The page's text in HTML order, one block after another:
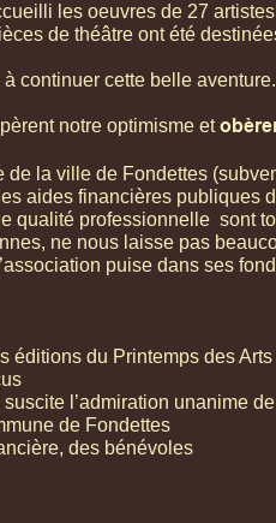
les oeuvres de 27
de théâtre ont été
continuer cette belle aventure.
notre optimisme et
de la ville de Fondettes
aides financières publiques
qualité professionnelle sont
ne nous laisse pas
puise dans ses
éditions du Printemps des
l’admiration unanime
de Fondettes
des bénévoles